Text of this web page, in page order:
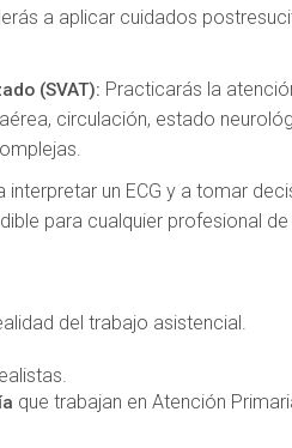
a aplicar cuidados
(SVAT): Practicarás la
circulación, estado
interpretar un ECG y a tomar
para cualquier profesional
del trabajo asistencial.
que trabajan en Atención